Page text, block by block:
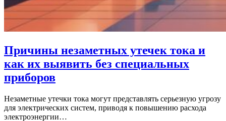
Причины незаметных утечек тока и
как их выявить без специальных
приборов
Незаметные утечки тока могут представлять серьезную угрозу
для электрических систем, приводя к повышению расхода
электроэнергии…